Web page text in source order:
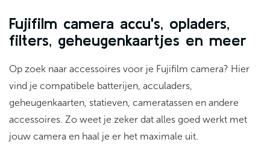
Fujifilm camera accu's, opladers,
filters, geheugenkaartjes en meer
Op zoek naar accessoires voor je Fujifilm camera? Hier
vind je compatibele batterijen, acculaders,
geheugenkaarten, statieven, cameratassen en andere
accessoires. Zo weet je zeker dat alles goed werkt met
jouw camera en haal je er het maximale uit.